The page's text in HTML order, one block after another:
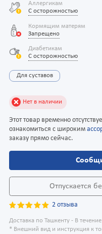
Аллергикам
С осторожностью
Кормящим матерям
Запрещено
Диабетикам
С осторожностью
Для суставов
Нет в наличии
Этот товар временно
ознакомиться с широким
заказу прямо сейчас.
Отпускается
2 отзыва
Доставка по Ташкенту - В
* Внешний вид и инструкция к